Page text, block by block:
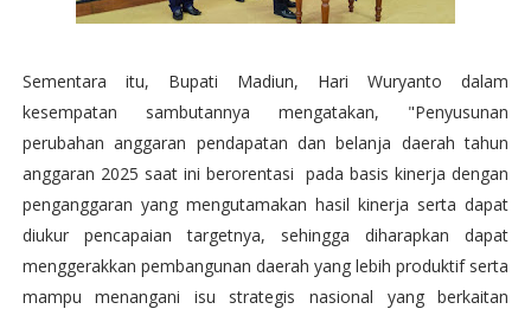
Sementara itu, Bupati Madiun, Hari Wuryanto dalam
kesempatan sambutannya mengatakan, "Penyusunan
perubahan anggaran pendapatan dan belanja daerah tahun
anggaran 2025 saat ini berorentasi pada basis kinerja dengan
penganggaran yang mengutamakan hasil kinerja serta dapat
diukur pencapaian targetnya, sehingga diharapkan dapat
menggerakkan pembangunan daerah yang lebih produktif serta
mampu menangani isu strategis nasional yang berkaitan